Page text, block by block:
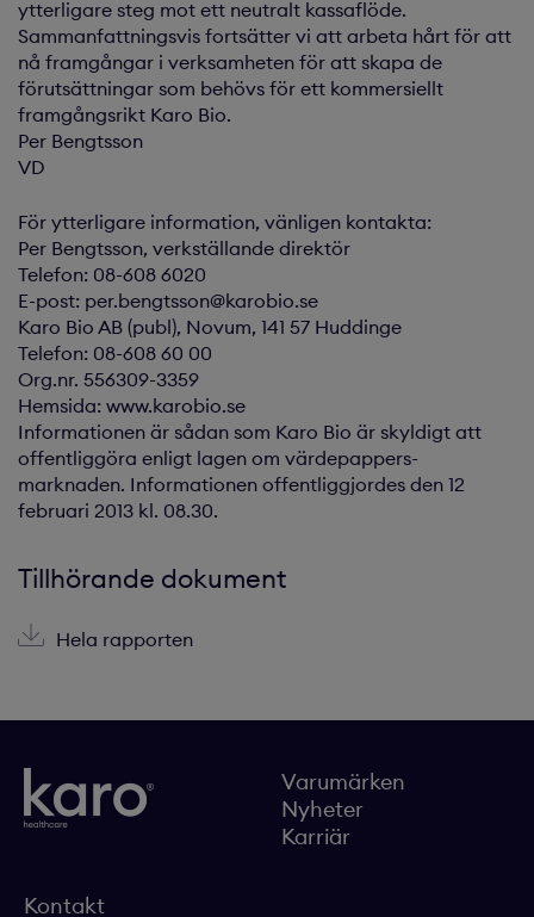
ytterligare steg mot ett neutralt kassaflöde.
Sammanfattningsvis fortsätter vi att arbeta hårt för att
nå framgångar i verksamheten för att skapa de
förutsättningar som behövs för ett kommersiellt
framgångsrikt Karo Bio.
Per Bengtsson
VD
För ytterligare information, vänligen kontakta:
Per Bengtsson, verkställande direktör
Telefon: 08-608 6020
E-post: per.bengtsson@karobio.se
Karo Bio AB (publ), Novum, 141 57 Huddinge
Telefon: 08-608 60 00
Org.nr. 556309-3359
Hemsida: www.karobio.se
Informationen är sådan som Karo Bio är skyldigt att
offentliggöra enligt lagen om värdepappers-
marknaden. Informationen offentliggjordes den 12
februari 2013 kl. 08.30.
Tillhörande dokument
Hela rapporten
Varumärken
Nyheter
Karriär
Kontakt